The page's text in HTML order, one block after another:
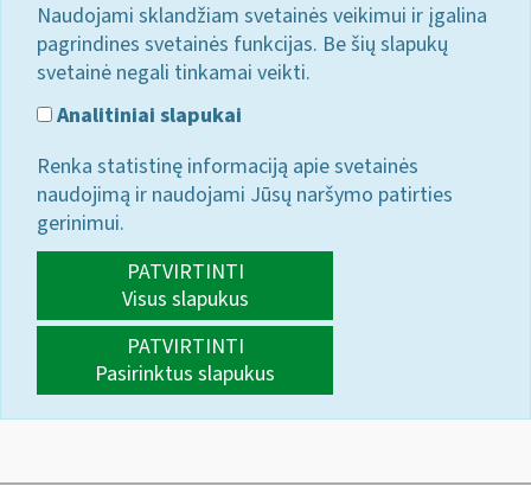
Naudojami sklandžiam svetainės veikimui ir įgalina
pagrindines svetainės funkcijas. Be šių slapukų
svetainė negali tinkamai veikti.
Analitiniai slapukai
Renka statistinę informaciją apie svetainės
naudojimą ir naudojami Jūsų naršymo patirties
gerinimui.
PATVIRTINTI
Visus slapukus
PATVIRTINTI
Pasirinktus slapukus